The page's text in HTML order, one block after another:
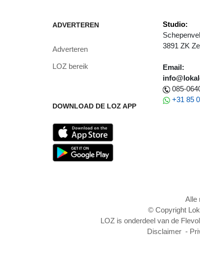
ADVERTEREN
Adverteren
LOZ bereik
DOWNLOAD DE LOZ APP
Studio:
3891 ZK
Email:
085-
+31 85
© Copyright
LOZ is onderdeel van de
Disclaimer -